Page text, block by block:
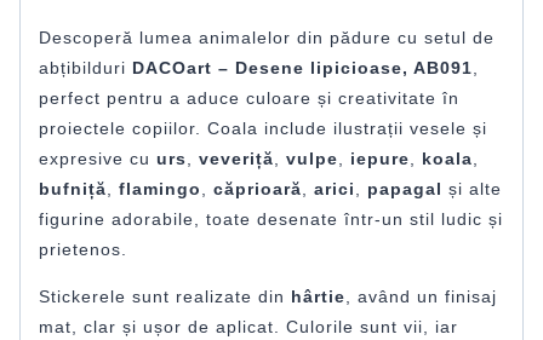
Descoperă lumea animalelor din pădure cu setul de
abțibilduri DACOart – Desene lipicioase, AB091
perfect pentru a aduce culoare și creativitate în
proiectele copiilor. Coala include ilustrații vesele și
expresive cu urs veveriță vulpe iepure koala
bufniță
flamingo căprioară arici papagal și alte
figurine adorabile, toate desenate într-un stil ludic și
prietenos.
Stickerele sunt realizate din hârtie , având un finisaj
mat, clar și ușor de aplicat. Culorile sunt vii, iar